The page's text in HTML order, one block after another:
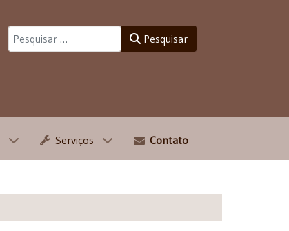
Pesquisar
Serviços Contato